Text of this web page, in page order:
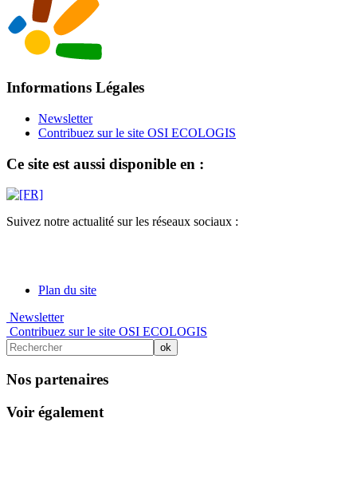
Informations Légales
Newsletter
Contribuez sur le site OSI ECOLOGIS
Ce site est aussi disponible en :
Suivez notre actualité sur les réseaux sociaux :
Plan du site
Newsletter
Contribuez sur le site OSI ECOLOGIS
Nos partenaires
Voir également